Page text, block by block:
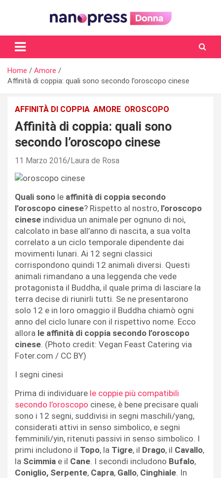
Il magazine femminile di Nanopress.it
Home
Amore
Affinità di coppia: quali sono secondo l’oroscopo cinese
AFFINITÀ DI COPPIA AMORE OROSCOPO
Affinità di coppia: quali sono
secondo l’oroscopo cinese
11 Marzo 2016 Laura de Rosa
Quali sono le affinità di coppia secondo
l’oroscopo cinese? Rispetto al nostro, l’oroscopo
cinese individua un animale per ognuno di noi,
calcolato in base all’anno di nascita, a sua volta
correlato a un ciclo temporale dipendente dai
movimenti lunari. Ai 12 segni classici
corrispondono quindi 12 animali diversi. Questi
animali rimandano a una leggenda che vede
protagonista il Buddha, il quale prima di lasciare la
terra decise di riunirli tutti. Se ne presentarono
solo 12 e in loro omaggio il Buddha chiamò ogni
anno del ciclo lunare con il rispettivo nome. Ecco
allora le affinità di coppia secondo l’oroscopo
cinese. (Photo credit: Vegan Feast Catering via
Foter.com / CC BY)
I segni cinesi
Prima di individuare le coppie più compatibili
secondo l’oroscopo cinese, è bene precisare quali
sono i 12 segni, suddivisi in segni maschili/yang,
considerati attivi in senso simbolico, e segni
femminili/yin, ritenuti passivi in senso simbolico. I
primi includono il Topo, la Tigre, il Drago, il Cavallo,
la Scimmia e il Cane. I secondi includono Bufalo,
Coniglio, Serpente, Capra, Gallo, Cinghiale. In